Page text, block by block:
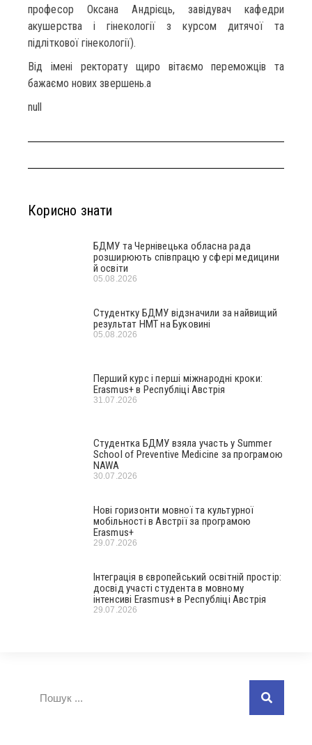
професор Оксана Андрієць, завідувач кафедри
акушерства і гінекології з курсом дитячої та
підліткової гінекології).
Від імені ректорату щиро вітаємо переможців та
бажаємо нових звершень.a
null
Корисно знати
БДМУ та Чернівецька обласна рада
розширюють співпрацю у сфері медицини
й освіти
05.08.2026
Студентку БДМУ відзначили за найвищий
результат НМТ на Буковині
05.08.2026
Перший курс і перші міжнародні кроки:
Erasmus+ в Республіці Австрія
31.07.2026
Студентка БДМУ взяла участь у Summer
School of Preventive Medicine за програмою
NAWA
30.07.2026
Нові горизонти мовної та культурної
мобільності в Австрії за програмою
Erasmus+
29.07.2026
Інтеграція в європейський освітній простір:
досвід участі студента в мовному
інтенсиві Erasmus+ в Республіці Австрія
29.07.2026